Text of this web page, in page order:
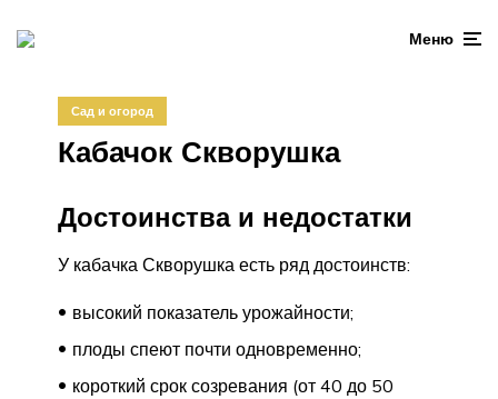
Меню
Сад и огород
Кабачок Скворушка
Достоинства и недостатки
У кабачка Скворушка есть ряд достоинств:
высокий показатель урожайности;
плоды спеют почти одновременно;
короткий срок созревания (от 40 до 50